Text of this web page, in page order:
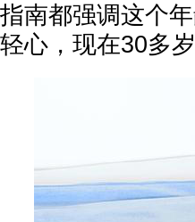
指南都强调这个
轻心，现在30多